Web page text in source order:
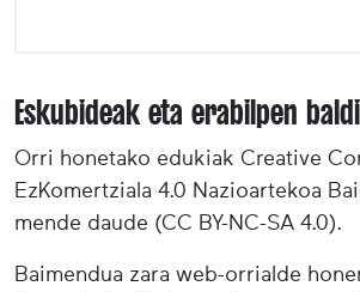
Eskubideak eta erabilpen
Orri honetako edukiak Creative
EzKomertziala 4.0 Nazioartekoa
mende daude (CC BY-NC-SA 4.0).
Baimendua zara web-orrialde